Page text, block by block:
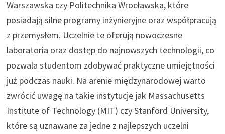
Warszawska czy Politechnika Wrocławska, które
posiadają silne programy inżynieryjne oraz współpracują
z przemysłem. Uczelnie te oferują nowoczesne
laboratoria oraz dostęp do najnowszych technologii, co
pozwala studentom zdobywać praktyczne umiejętności
już podczas nauki. Na arenie międzynarodowej warto
zwrócić uwagę na takie instytucje jak Massachusetts
Institute of Technology (MIT) czy Stanford University,
które są uznawane za jedne z najlepszych uczelni